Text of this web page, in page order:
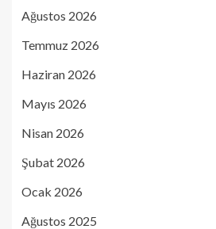
Ağustos 2026
Temmuz 2026
Haziran 2026
Mayıs 2026
Nisan 2026
Şubat 2026
Ocak 2026
Ağustos 2025